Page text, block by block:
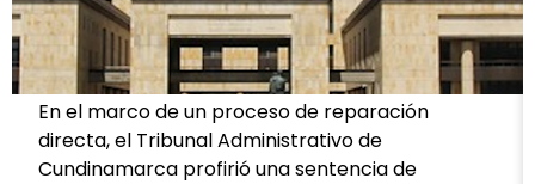
En el marco de un proceso de reparación
directa, el Tribunal Administrativo de
Cundinamarca profirió una sentencia de